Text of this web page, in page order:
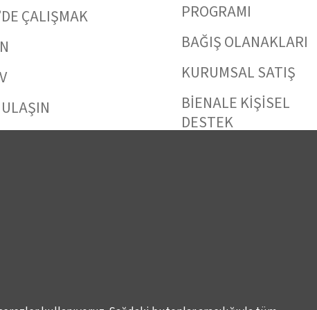
ÇALIŞMAK
PROGRAMI
BAĞIŞ OLANAKLARI
KURUMSAL SATIŞ
BİENALE KİŞİSEL
DESTEK